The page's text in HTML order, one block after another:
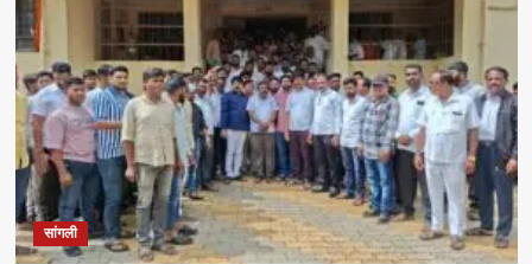
पंचायत
समितीत
तणाव
;
नामकरणाच्या
वादावरून
घोषणाबाजी
सांगली